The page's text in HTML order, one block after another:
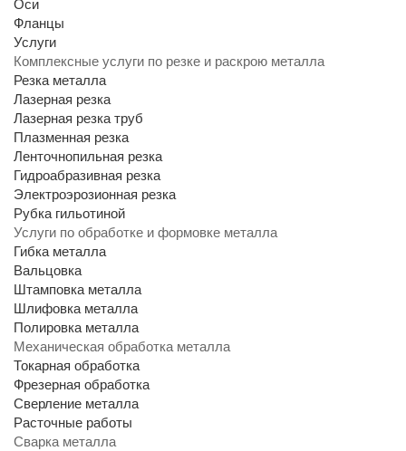
Оси
Фланцы
Услуги
Комплексные услуги по резке и раскрою металла
Резка металла
Лазерная резка
Лазерная резка труб
Плазменная резка
Ленточнопильная резка
Гидроабразивная резка
Электроэрозионная резка
Рубка гильотиной
Услуги по обработке и формовке металла
Гибка металла
Вальцовка
Штамповка металла
Шлифовка металла
Полировка металла
Механическая обработка металла
Токарная обработка
Фрезерная обработка
Сверление металла
Расточные работы
Сварка металла